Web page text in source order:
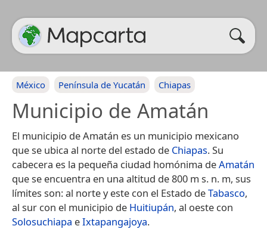
México Península de Yucatán Chiapas
Municipio de Amatán
El municipio de Amatán es un municipio mexicano
que se ubica al norte del estado de Chiapas. Su
cabecera es la pequeña ciudad homónima deAmatán
que se encuentra en una altitud de 800 m s. n. m, sus
límites son: al norte y este con el Estado deTabasco,
al sur con el municipio de Huitiupán, al oeste con
Solosuchiapa eIxtapangajoya.